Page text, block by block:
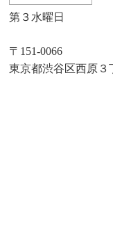
第３水曜日
〒151-0066
東京都渋谷区西原３